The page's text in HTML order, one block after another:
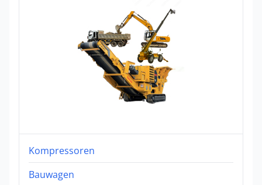
Kompressoren
Bauwagen